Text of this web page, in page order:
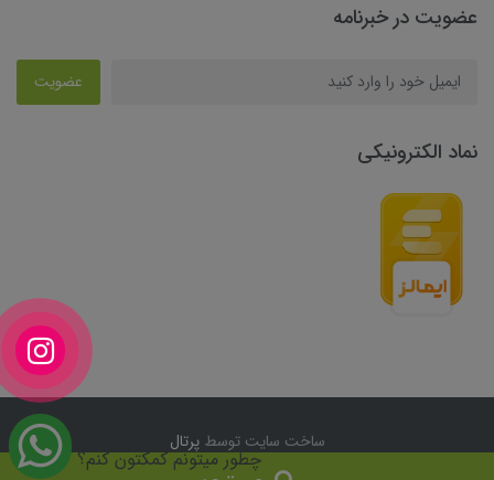
چطور میتونم کمکتون کنم؟
عضویت در خبرنامه
عضویت
نماد الکترونیکی
ساخت سایت توسطپرتال